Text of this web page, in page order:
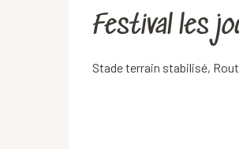
Festival les
Stade terrain stabilisé,